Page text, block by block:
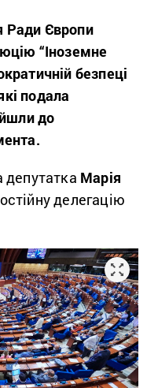
Ради Європи
“Іноземне
безпеці
подала
до
депутатка Марія
делегацію